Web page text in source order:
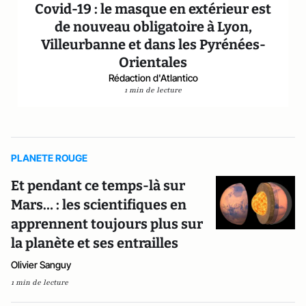
Covid-19 : le masque en extérieur est
de nouveau obligatoire à Lyon,
Villeurbanne et dans les Pyrénées-
Orientales
Rédaction d'Atlantico
1 min de lecture
PLANETE ROUGE
Et pendant ce temps-là sur
Mars… : les scientifiques en
apprennent toujours plus sur
la planète et ses entrailles
Olivier Sanguy
1 min de lecture